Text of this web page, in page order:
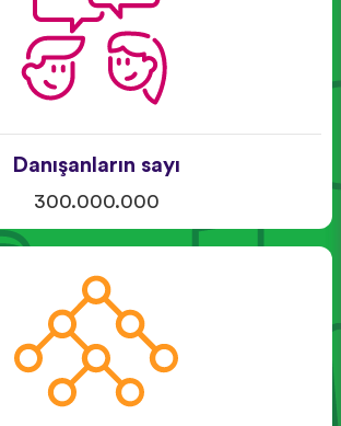
Danışanların sayı
300.000.000